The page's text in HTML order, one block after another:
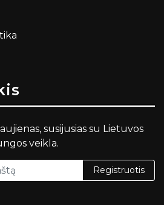
susijusias su Lietuvos
veikla.
Registruotis